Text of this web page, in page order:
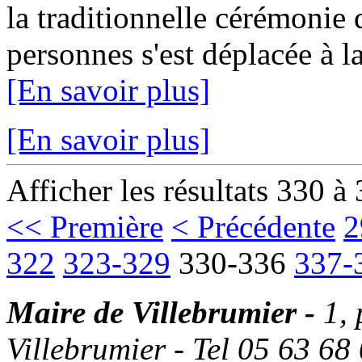
la traditionnelle cérémonie
personnes s'est déplacée à
[En savoir plus]
[En savoir plus]
Afficher les résultats 330 à
<< Première < Précédente
322 323-329 330-336 337-
Maire de Villebrumier - 1,
Villebrumier - Tel 05 63